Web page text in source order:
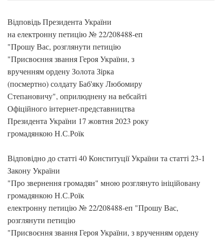
Відповідь Президента України
на електронну петицію № 22/208488-еп
"Прошу Вас, розглянути петицію
"Присвоєння звання Героя України, з
врученням ордену Золота Зірка
(посмертно) солдату Баб'яку Любомиру
Степановичу", оприлюднену на вебсайті
Офіційного інтернет-представництва
Президента України 17 жовтня 2023 року
громадянкою Н.С.Роїк
Відповідно до статті 40 Конституції України та статті 23-1
Закону України
"Про звернення громадян" мною розглянуто ініційовану
громадянкою Н.С.Роїк
електронну петицію № 22/208488-еп "Прошу Вас,
розглянути петицію
"Присвоєння звання Героя України, з врученням ордену